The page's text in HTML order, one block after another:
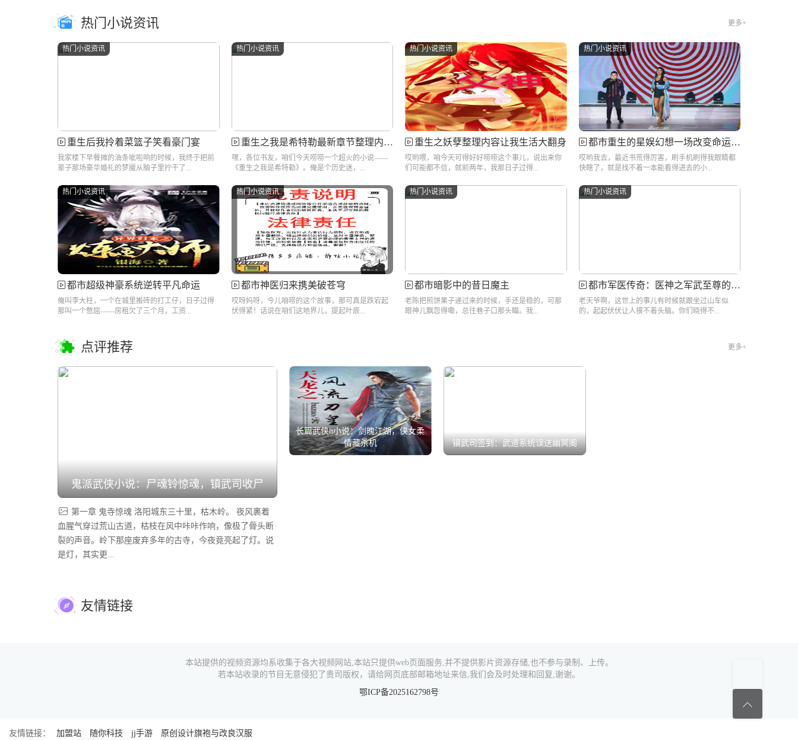
热门小说资讯 更多+
热门小说资讯
重生后我拎着菜篮子笑看豪门宴
我家楼下早餐摊的油条呲啦响的时候，我终于把前
辈子那场豪华婚礼的梦魇从脑子里拧干了...
热门小说资讯
重生之我是希特勒最新章节整理内容分享
嘿，各位书友，咱们今天唠唠一个超火的小说——
《重生之我是希特勒》。俺是个历史迷，...
热门小说资讯
重生之妖孽整理内容让我生活大翻身
哎哟喂，咱今天可得好好唠唠这个事儿，说出来你
们可能都不信，就前两年，我那日子过得...
热门小说资讯
都市重生的星娱幻想一场改变命运的娱乐之旅
哎哟我去，最近书荒得厉害，刷手机刷得我眼睛都
快瞎了，就是找不着一本能看得进去的小...
热门小说资讯
都市超级神豪系统逆转平凡命运
俺叫李大柱，一个在城里搬砖的打工仔，日子过得
那叫一个憋屈——房租欠了三个月，工资...
热门小说资讯
都市神医归来携美破苍穹
哎呀妈呀，今儿咱唠的这个故事，那可真是跌宕起
伏得紧！话说在咱们这地界儿，提起叶辰...
热门小说资讯
都市暗影中的昔日魔主
老陈把煎饼果子递过来的时候，手还是稳的，可那
眼神儿飘忽得嘞，总往巷子口那头瞄。我...
热门小说资讯
都市军医传奇：医神之军武至尊的救赎之路
老天爷啊，这世上的事儿有时候就跟坐过山车似
的，起起伏伏让人摸不着头脑。你们晓得不...
点评推荐 更多+
鬼派武侠小说：尸魂铃惊魂，镇武司收尸
第一章 鬼寺惊魂 洛阳城东三十里，枯木岭。 夜风裹着
血腥气穿过荒山古道，枯枝在风中咔咔作响，像极了骨头断
裂的声音。岭下那座废弃多年的古寺，今夜竟亮起了灯。说
是灯，其实更...
长篇武侠h小说：剑魄江湖，侠女柔
情藏杀机
镇武司签到：武道系统误送幽冥阁
友情链接
本站提供的视频资源均系收集于各大视频网站,本站只提供web页面服务,并不提供影片资源存储,也不参与录制、上传。
若本站收录的节目无意侵犯了贵司版权，请给网页底部邮箱地址来信,我们会及时处理和回复,谢谢。
鄂ICP备2025162798号

友情链接： 加盟站 随你科技 jj手游 原创设计旗袍与改良汉服